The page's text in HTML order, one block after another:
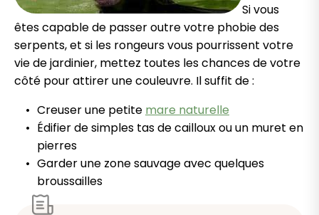
Si vous
êtes capable de passer outre votre phobie des
serpents, et si les rongeurs vous pourrissent votre
vie de jardinier, mettez toutes les chances de votre
côté pour attirer une couleuvre. Il suffit de :
Creuser une petite mare naturelle
Édifier de simples tas de cailloux ou un muret en
pierres
Garder une zone sauvage avec quelques
broussailles